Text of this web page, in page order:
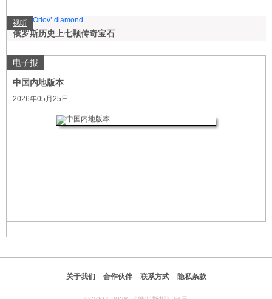
视听
俄罗斯历史上七颗传奇宝石
电子报
中国内地版本
2026年05月25日
关于我们 合作伙伴 联系方式 隐私条款